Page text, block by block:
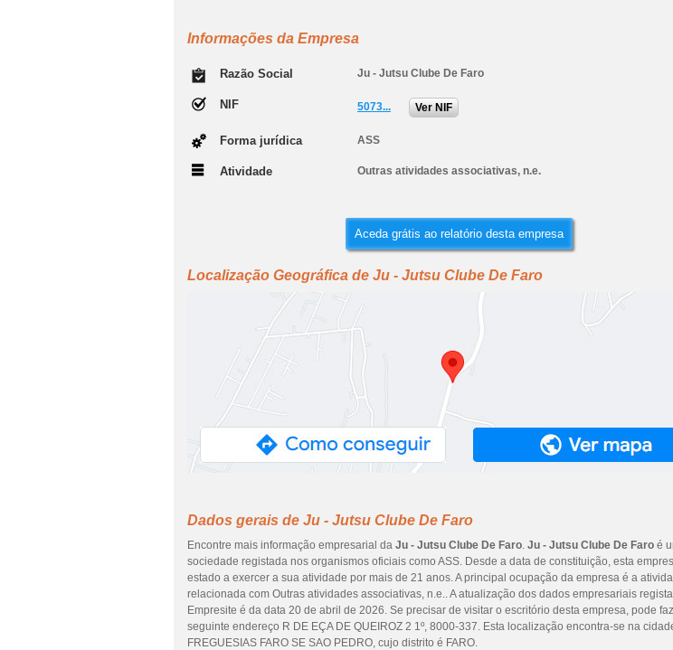
Informações da Empresa
Razão Social Ju - Jutsu Clube De Faro
NIF 5073... Ver NIF
Forma jurídica ASS
Atividade Outras atividades associativas, n.e.
Aceda grátis ao relatório desta empresa
Localização Geográfica de Ju - Jutsu Clube De Faro
Dados gerais de Ju - Jutsu Clube De Faro
Encontre mais informação empresarial da Ju - Jutsu Clube De Faro. Ju - Jutsu Clube De Faro é
sociedade registada nos organismos oficiais como ASS. Desde a data de constituição, esta
estado a exercer a sua atividade por mais de 21 anos. A principal ocupação da empresa é a
relacionada com Outras atividades associativas, n.e.. A atualização dos dados empresariais
Empresite é da data 20 de abril de 2026. Se precisar de visitar o escritório desta empresa, pode
seguinte endereço R DE EÇA DE QUEIROZ 2 1º, 8000-337. Esta localização encontra-se na
FREGUESIAS FARO SE SAO PEDRO, cujo distrito é FARO.